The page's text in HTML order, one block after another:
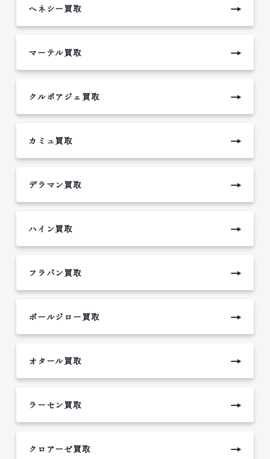
ヘネシー買取 →
マーテル買取 →
クルボアジェ買取 →
カミュ買取 →
デラマン買取 →
ハイン買取 →
フラパン買取 →
ポールジロー買取 →
オタール買取 →
ラーセン買取 →
クロアーゼ買取 →